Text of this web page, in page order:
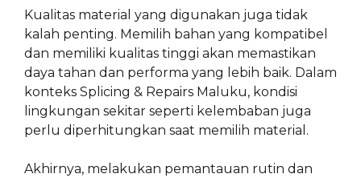
Kualitas material yang digunakan juga tidak
kalah penting. Memilih bahan yang kompatibel
dan memiliki kualitas tinggi akan memastikan
daya tahan dan performa yang lebih baik. Dalam
konteks Splicing & Repairs Maluku, kondisi
lingkungan sekitar seperti kelembaban juga
perlu diperhitungkan saat memilih material.
Akhirnya, melakukan pemantauan rutin dan